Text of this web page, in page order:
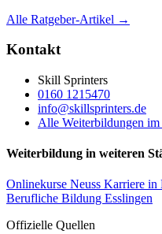
Alle Ratgeber-Artikel →
Kontakt
Skill Sprinters
0160 1215470
info@skillsprinters.de
Alle Weiterbildungen
Weiterbildung in weiteren
Onlinekurse Neuss Karriere in
Berufliche Bildung Esslingen
Offizielle Quellen